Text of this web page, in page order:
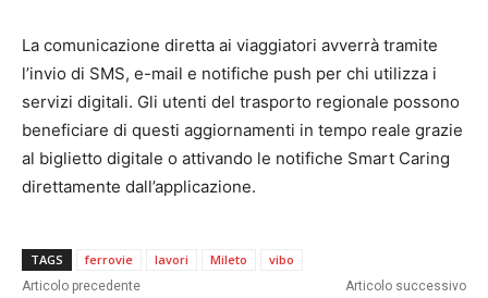
La comunicazione diretta ai viaggiatori avverrà tramite
l’invio di SMS, e-mail e notifiche push per chi utilizza i
servizi digitali. Gli utenti del trasporto regionale possono
beneficiare di questi aggiornamenti in tempo reale grazie
al biglietto digitale o attivando le notifiche Smart Caring
direttamente dall’applicazione.
TAGS ferrovie lavori Mileto vibo
Articolo precedente Articolo successivo